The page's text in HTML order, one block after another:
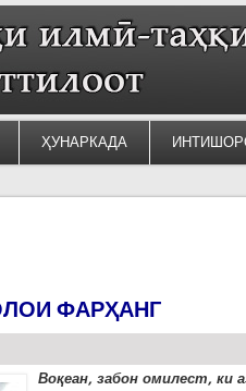
ҲУНАРКАДА
ФАРҲАНГ
Воқеан, забон омилест, ки